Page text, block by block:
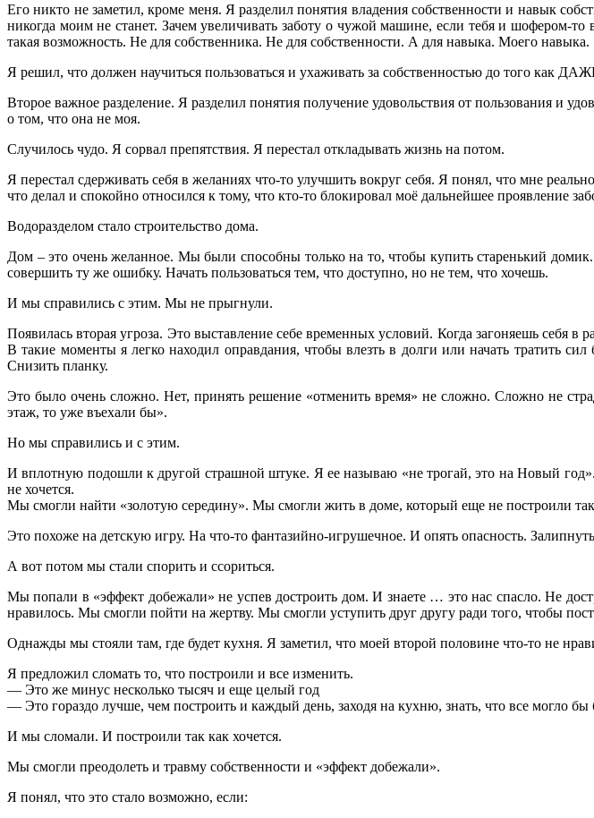
Его никто не заметил, кроме меня. Я разделил понятия владения собственности и навык
никогда моим не станет. Зачем увеличивать заботу о чужой машине, если тебя и шофером-
такая возможность. Не для собственника. Не для собственности. А для навыка. Моего навыка.
Я решил, что должен научиться пользоваться и ухаживать за собственностью до того как
Второе важное разделение. Я разделил понятия получение удовольствия от пользования и
о том, что она не моя.
Случилось чудо. Я сорвал препятствия. Я перестал откладывать жизнь на потом.
Я перестал сдерживать себя в желаниях что-то улучшить вокруг себя. Я понял, что мне
что делал и спокойно относился к тому, что кто-то блокировал моё дальнейшее проявление
Водоразделом стало строительство дома.
Дом – это очень желанное. Мы были способны только на то, чтобы купить старенький
совершить ту же ошибку. Начать пользоваться тем, что доступно, но не тем, что хочешь.
И мы справились с этим. Мы не прыгнули.
Появилась вторая угроза. Это выставление себе временных условий. Когда загоняешь себя
В такие моменты я легко находил оправдания, чтобы влезть в долги или начать тратить
Снизить планку.
Это было очень сложно. Нет, принять решение «отменить время» не сложно. Сложно не
этаж, то уже въехали бы».
Но мы справились и с этим.
И вплотную подошли к другой страшной штуке. Я ее называю «не трогай, это на Новый год».
не хочется.
Мы смогли найти «золотую середину». Мы смогли жить в доме, который еще не построили
Это похоже на детскую игру. На что-то фантазийно-игрушечное. И опять опасность.
А вот потом мы стали спорить и ссориться.
Мы попали в «эффект добежали» не успев достроить дом. И знаете … это нас спасло. Не
нравилось. Мы смогли пойти на жертву. Мы смогли уступить друг другу ради того, чтобы
Однажды мы стояли там, где будет кухня. Я заметил, что моей второй половине что-то не
Я предложил сломать то, что построили и все изменить.
— Это же минус несколько тысяч и еще целый год
— Это гораздо лучше, чем построить и каждый день, заходя на кухню, знать, что все могло бы
И мы сломали. И построили так как хочется.
Мы смогли преодолеть и травму собственности и «эффект добежали».
Я понял, что это стало возможно, если: